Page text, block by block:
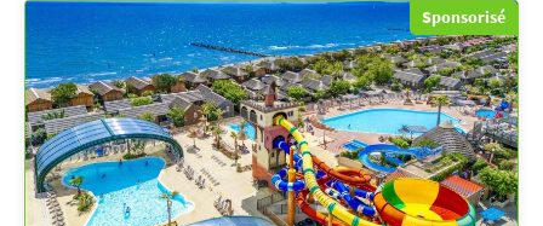
Sponsorisé